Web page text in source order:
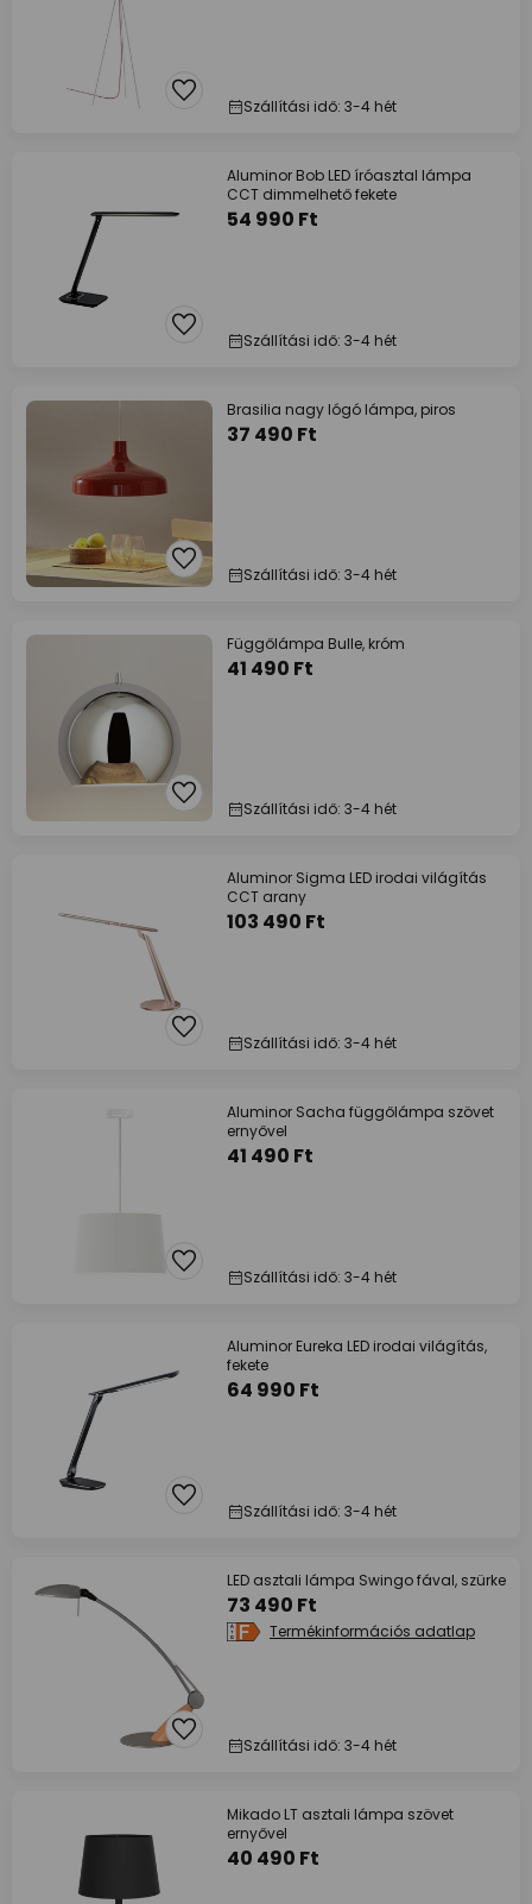
Szállítási idő: 3-4 hét
Aluminor Bob LED íróasztal lámpa
CCT dimmelhető fekete
54 990 Ft
Szállítási idő: 3-4 hét
Brasilia nagy lógó lámpa, piros
37 490 Ft
Szállítási idő: 3-4 hét
Függőlámpa Bulle, króm
41 490 Ft
Szállítási idő: 3-4 hét
Aluminor Sigma LED irodai világítás
CCT arany
103 490 Ft
Szállítási idő: 3-4 hét
Aluminor Sacha függőlámpa szövet
ernyővel
41 490 Ft
Szállítási idő: 3-4 hét
Aluminor Eureka LED irodai világítás,
fekete
64 990 Ft
Szállítási idő: 3-4 hét
LED asztali lámpa Swingo fával, szürke
73 490 Ft
Termékinformációs adatlap
Szállítási idő: 3-4 hét
Mikado LT asztali lámpa szövet
ernyővel
40 490 Ft